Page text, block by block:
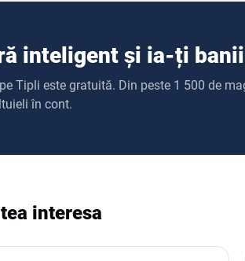
inteligent și ia-ți
Tipli este gratuită. Din peste 1 500 de
în cont.
interesa